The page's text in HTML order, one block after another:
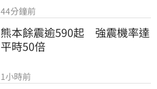
44分鐘前
熊本餘震逾590起　強震機率達
平時50倍
1小時前